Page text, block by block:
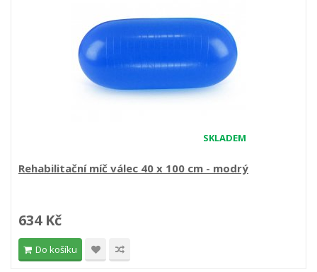
SKLADEM
Rehabilitační míč válec 40 x 100 cm - modrý
634 Kč
Do košíku